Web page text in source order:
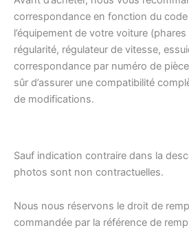
correspondance en fonction du code
l’équipement de votre voiture
régularité, régulateur de vitesse,
correspondance par numéro de
sûr d’assurer une compatibilité
de modifications.
Sauf indication contraire dans la
photos sont non contractuelles.
Nous nous réservons le droit de
commandée par la référence de